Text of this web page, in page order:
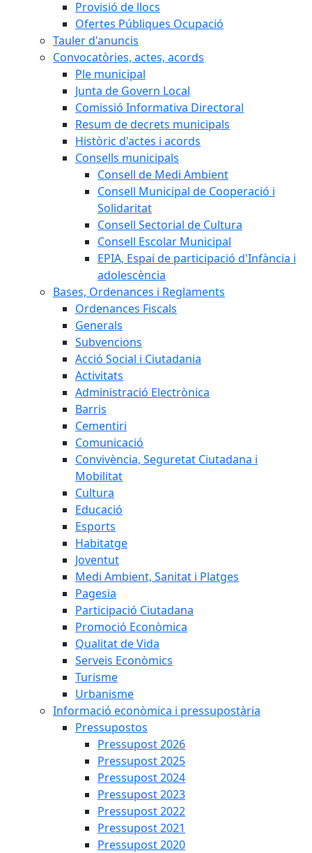
Provisió de llocs
Ofertes Públiques Ocupació
Tauler d'anuncis
Convocatòries, actes, acords
Ple municipal
Junta de Govern Local
Comissió Informativa Directoral
Resum de decrets municipals
Històric d'actes i acords
Consells municipals
Consell de Medi Ambient
Consell Municipal de Cooperació i
Solidaritat
Consell Sectorial de Cultura
Consell Escolar Municipal
EPIA, Espai de participació d'Infància i
adolescència
Bases, Ordenances i Reglaments
Ordenances Fiscals
Generals
Subvencions
Acció Social i Ciutadania
Activitats
Administració Electrònica
Barris
Cementiri
Comunicació
Convivència, Seguretat Ciutadana i
Mobilitat
Cultura
Educació
Esports
Habitatge
Joventut
Medi Ambient, Sanitat i Platges
Pagesia
Participació Ciutadana
Promoció Econòmica
Qualitat de Vida
Serveis Econòmics
Turisme
Urbanisme
Informació econòmica i pressupostària
Pressupostos
Pressupost 2026
Pressupost 2025
Pressupost 2024
Pressupost 2023
Pressupost 2022
Pressupost 2021
Pressupost 2020